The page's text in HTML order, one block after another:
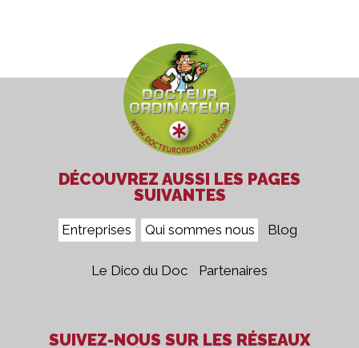
DÉCOUVREZ AUSSI LES PAGES
SUIVANTES
Entreprises Qui sommes nous Blog
Le Dico du Doc Partenaires
SUIVEZ-NOUS SUR LES RÉSEAUX